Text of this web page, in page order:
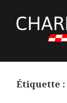
Étiquette